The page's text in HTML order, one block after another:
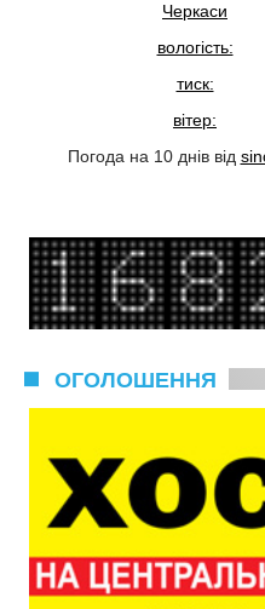
Черкаси
вологість:
тиск:
вітер:
Погода на 10 днів від
ОГОЛОШЕННЯ